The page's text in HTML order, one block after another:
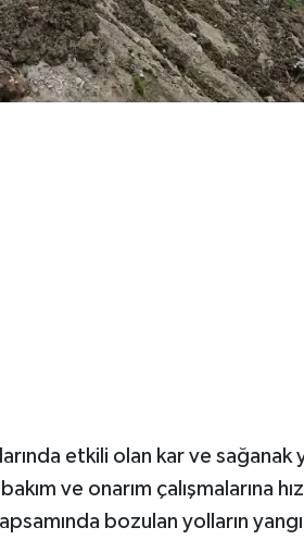
etkili olan kar ve sağanak
ve onarım çalışmalarına
bozulan yolların